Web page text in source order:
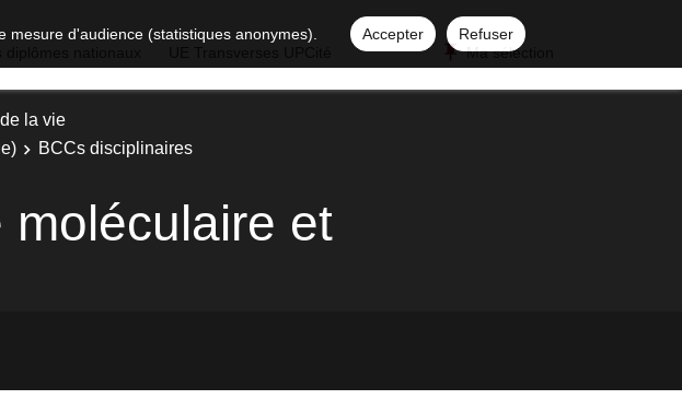
d'audience (statistiques anonymes). Accepter
Refuser
Ma sélection
la vie
BCCs disciplinaires
et